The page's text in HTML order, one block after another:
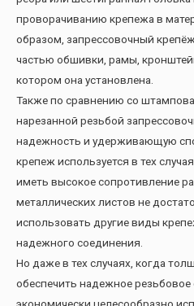
проворачиванию крепежа в
образом, запрессовочный
частью обшивки, рамы,
котором она установлена.
Также по сравнению со
нарезанной резьбой
надежность и удерживающую
крепеж используется в тех
иметь высокое сопротивление
металлических листов не
использовать другие виды
надежного соединения.
Но даже в тех случаях, когда
обеспечить надежное